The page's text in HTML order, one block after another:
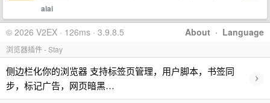
alai
About · Language
© 2026 V2EX · 126ms · 3.9.8.5
浏览器插件 - Stay
侧边栏化你的浏览器 支持标签页管理，用户脚本，书签同
步，标记广告，网页暗黑…
›